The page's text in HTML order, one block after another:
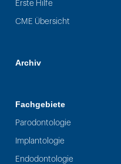
Erste Hilfe
CME Übersicht
Archiv
Fachgebiete
Parodontologie
Implantologie
Endodontologie